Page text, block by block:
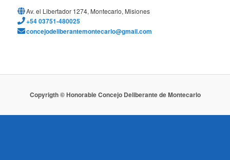
Av. el Libertador 1274, Montecarlo, Misiones
+54 03751-480025
concejodeliberantemontecarlo@gmail.com
Copyrigth © Honorable Concejo Deliberante de Montecarlo